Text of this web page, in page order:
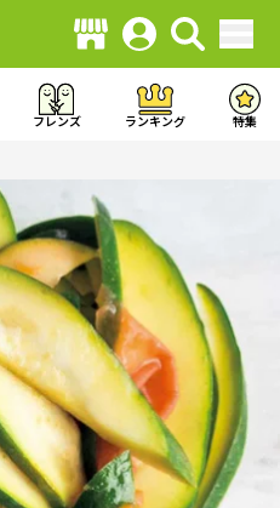
フレンズ ランキング 特集